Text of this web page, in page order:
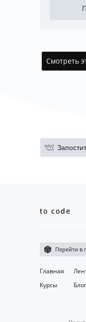
Смотреть
to code
Перейти в
Главная
Курсы
Блог